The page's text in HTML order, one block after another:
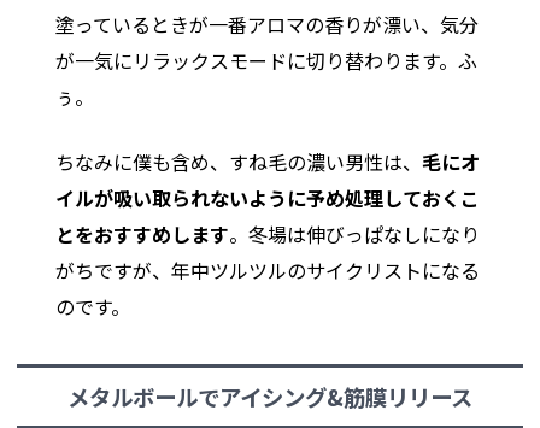
塗っているときが一番アロマの香りが漂い、気分
が一気にリラックスモードに切り替わります。ふ
ぅ。
ちなみに僕も含め、すね毛の濃い男性は、毛にオ
イルが吸い取られないように予め処理しておくこ
とをおすすめします。冬場は伸びっぱなしになり
がちですが、年中ツルツルのサイクリストになる
のです。
メタルボールでアイシング&筋膜リリース